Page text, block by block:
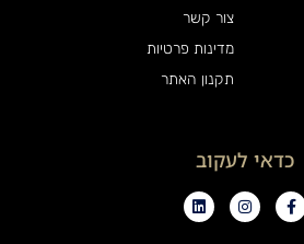
צור קשר
מדינות פרטיות
תקנון האתר
כדאי לעקוב